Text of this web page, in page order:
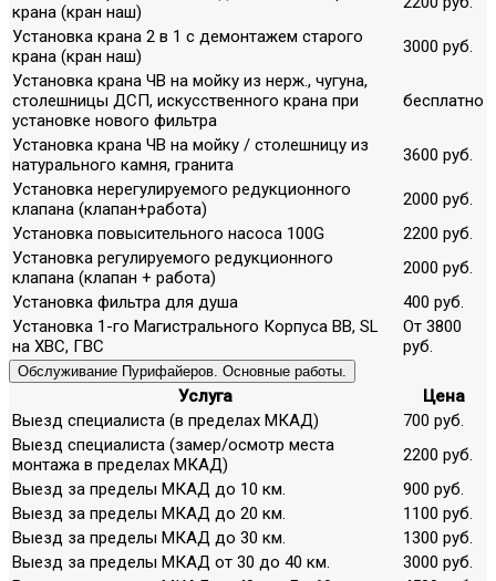
крана (кран наш)
Установка крана 2 в 1 с демонтажем старого
крана (кран наш)
3000 руб.
Установка крана ЧВ на мойку из нерж., чугуна,
столешницы ДСП, искусственного крана при
установке нового фильтра
бесплатно
Установка крана ЧВ на мойку / столешницу из
натурального камня, гранита
3600 руб.
Установка нерегулируемого редукционного
клапана (клапан+работа)
2000 руб.
Установка повысительного насоса 100G
2200 руб.
Установка регулируемого редукционного
клапана (клапан + работа)
2000 руб.
Установка фильтра для душа
400 руб.
Установка 1-го Магистрального Корпуса ВВ, SL
на ХВС, ГВС
От 3800
руб.
Обслуживание Пурифайеров. Основные работы.
Услуга
Цена
Выезд специалиста (в пределах МКАД)
700 руб.
Выезд специалиста (замер/осмотр места
монтажа в пределах МКАД)
2200 руб.
Выезд за пределы МКАД до 10 км.
900 руб.
Выезд за пределы МКАД до 20 км.
1100 руб.
Выезд за пределы МКАД до 30 км.
1300 руб.
Выезд за пределы МКАД от 30 до 40 км.
3000 руб.